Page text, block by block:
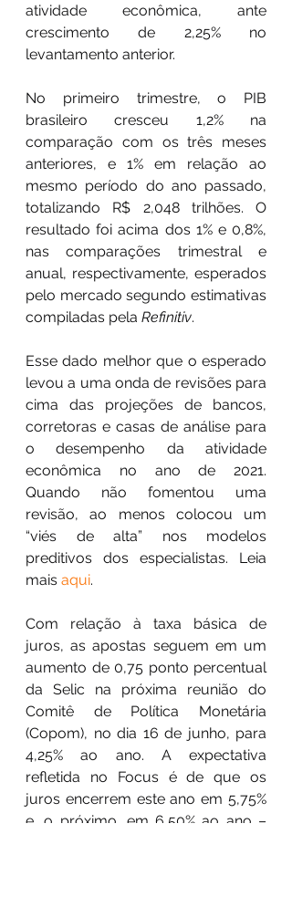
atividade econômica, ante
crescimento de 2,25% no
levantamento anterior.
No primeiro trimestre, o PIB
brasileiro cresceu 1,2% na
comparação com os três meses
anteriores, e 1% em relação ao
mesmo período do ano passado,
totalizando R$ 2,048 trilhões. O
resultado foi acima dos 1% e 0,8%,
nas comparações trimestral e
anual, respectivamente, esperados
pelo mercado segundo estimativas
compiladas pela Refinitiv.
Esse dado melhor que o esperado
levou a uma onda de revisões para
cima das projeções de bancos,
corretoras e casas de análise para
o desempenho da atividade
econômica no ano de 2021.
Quando não fomentou uma
revisão, ao menos colocou um
“viés de alta” nos modelos
preditivos dos especialistas. Leia
mais aqui.
Com relação à taxa básica de
juros, as apostas seguem em um
aumento de 0,75 ponto percentual
da Selic na próxima reunião do
Comitê de Política Monetária
(Copom), no dia 16 de junho, para
4,25% ao ano. A expectativa
refletida no Focus é de que os
juros encerrem este ano em 5,75%
e, o próximo, em 6,50% ao ano –